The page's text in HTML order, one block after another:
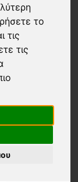
το
τις
τις